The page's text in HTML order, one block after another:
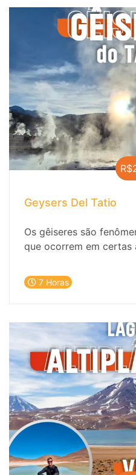
Geysers Del Tatio
Os gêiseres são
que ocorrem em certas
de Atacama. Essas
originam quando a
magma, criando uma
temperatura que
intermitente de água e
O resultado é uma
colunas de água
no ar, acompanhadas
impressionantes. A
permite testemunhar
impressionante, mas
energia geotérmica da
beleza natural em um
7 Horas